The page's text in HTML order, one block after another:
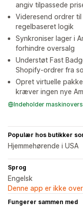
angiv tilpassede
Videresend ordrer til
regelbaseret logik
Synkroniser lager i
forhindre oversalg
Understøt Fast
Shopify-ordrer fra
Opret virtuelle
kræver ingen nye
Indeholder
Populær hos butikker
Hjemmehørende i USA
Sprog
Engelsk
Denne app er ikke
Fungerer sammen med